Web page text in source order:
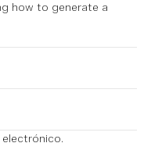
how to generate a